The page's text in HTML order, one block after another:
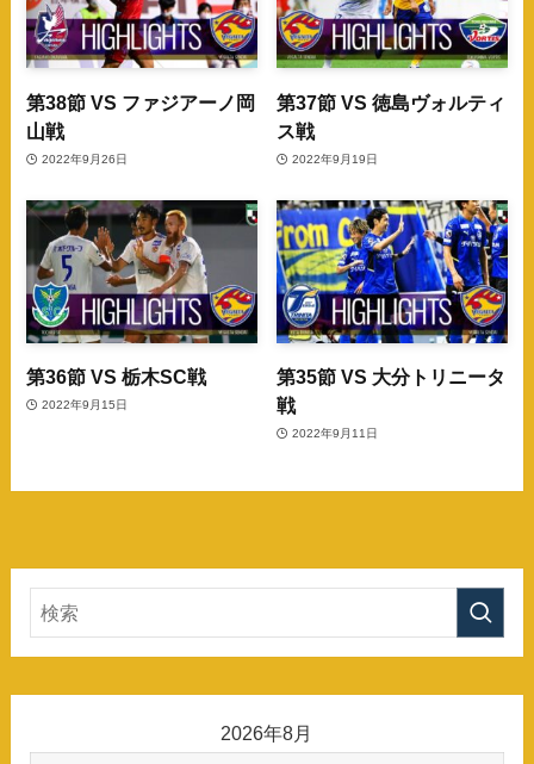
第38節 VS ファジアーノ岡
山戦
2022年9月26日
第37節 VS 徳島ヴォルティ
ス戦
2022年9月19日
第36節 VS 栃木SC戦
2022年9月15日
第35節 VS 大分トリニータ
戦
2022年9月11日
2026年8月